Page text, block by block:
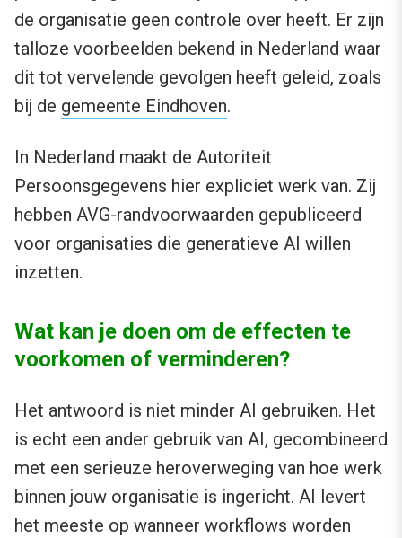
de organisatie geen controle over heeft. Er zijn
talloze voorbeelden bekend in Nederland waar
dit tot vervelende gevolgen heeft geleid, zoals
bij de gemeente Eindhoven.
In Nederland maakt de Autoriteit
Persoonsgegevens hier expliciet werk van. Zij
hebben AVG-randvoorwaarden gepubliceerd
voor organisaties die generatieve AI willen
inzetten.
Wat kan je doen om de effecten te
voorkomen of verminderen?
Het antwoord is niet minder AI gebruiken. Het
is echt een ander gebruik van AI, gecombineerd
met een serieuze heroverweging van hoe werk
binnen jouw organisatie is ingericht. AI levert
het meeste op wanneer workflows worden